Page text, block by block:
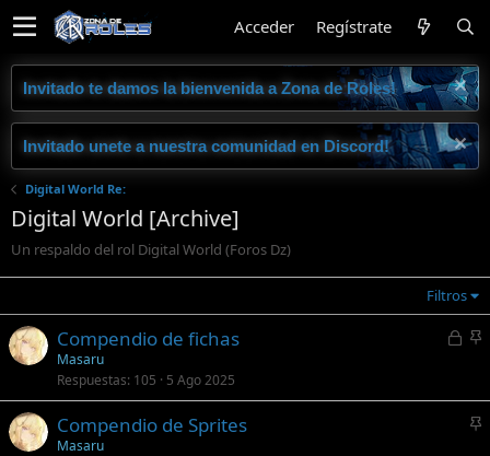
Acceder Regístrate
Invitado te damos la bienvenida a Zona de Roles!
Invitado unete a nuestra comunidad en Discord!
Digital World Re:
Digital World [Archive]
Un respaldo del rol Digital World (Foros Dz)
Filtros
C
r
A
l
a
Compendio de fichas
Masaru
Respuestas 105 5 Ago 2025
A
Compendio de Sprites
Masaru